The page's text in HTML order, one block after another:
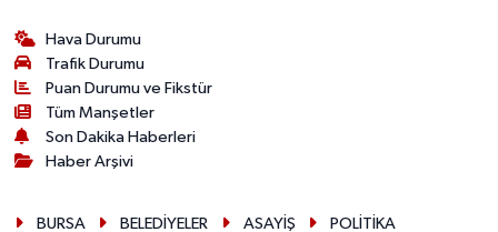
Hava Durumu
Trafik Durumu
Puan Durumu ve Fikstür
Tüm Manşetler
Son Dakika Haberleri
Haber Arşivi
BURSA BELEDİYELER ASAYİŞ POLİTİKA